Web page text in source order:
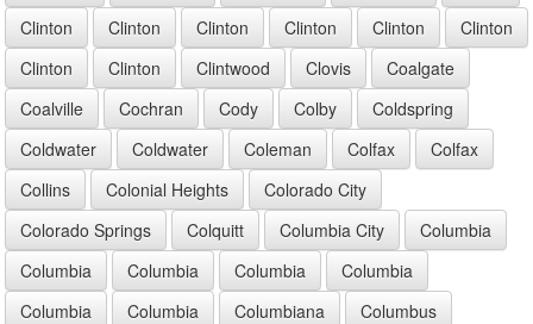
Clinton
Clinton Clinton Clinton Clinton
Clinton
Clinton
Clinton Clintwood Clovis
Coalgate
Coalville
Cochran Cody Colby
Coldspring
Coldwater
Coldwater Coleman Colfax
Colfax
Collins
Colonial Heights
Colorado City
Colorado Springs
Colquitt Columbia City
Columbia
Columbia
Columbia Columbia
Columbia
Columbia
Columbia Columbiana
Columbus